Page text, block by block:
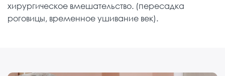
хирургическое вмешательство. (пересадка
роговицы, временное ушивание век).